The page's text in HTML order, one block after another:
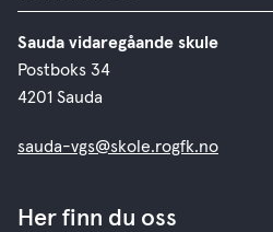
Sauda vidaregåande skule
Postboks 34
4201 Sauda
sauda-vgs@skole.rogfk.no
Her finn du oss